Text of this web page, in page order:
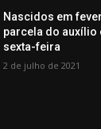
Nascidos em
parcela do auxílio
sexta-feira
2 de julho de 2021